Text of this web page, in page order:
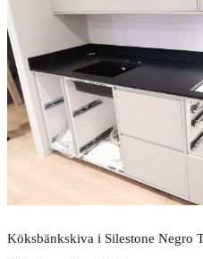
Köksbänkskiva i Silestone Negro